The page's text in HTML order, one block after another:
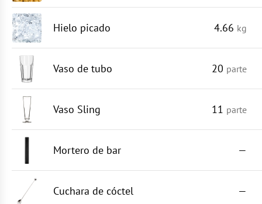
Hielo picado 4.66 kg
Vaso de tubo 20 parte
Vaso Sling 11 parte
Mortero de bar —
Cuchara de cóctel —